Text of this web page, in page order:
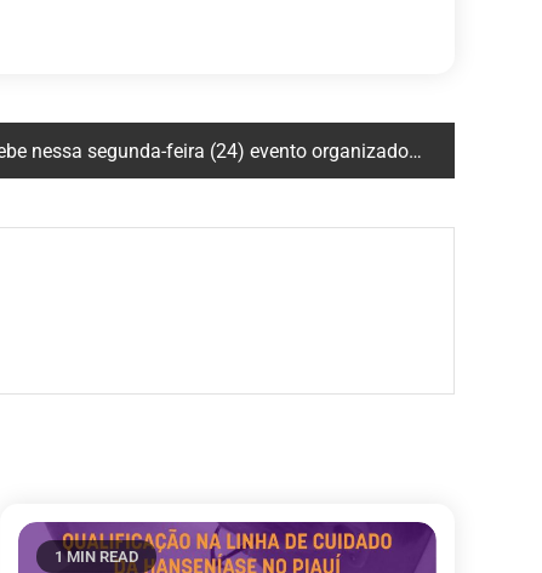
feira (24) evento organizado pelo CIATEN que une ciência e arte para discutir a raiva humana
1 MIN READ